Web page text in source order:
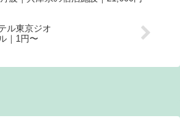
ル東京ジオ
｜1円〜